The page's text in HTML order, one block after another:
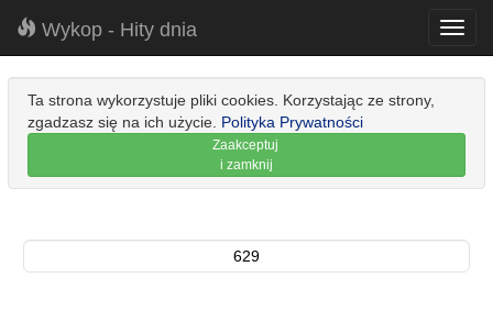
Wykop - Hity dnia
Ta strona wykorzystuje pliki cookies. Korzystając ze strony,
zgadzasz się na ich użycie. Polityka Prywatności
Zaakceptuj
i zamknij
629